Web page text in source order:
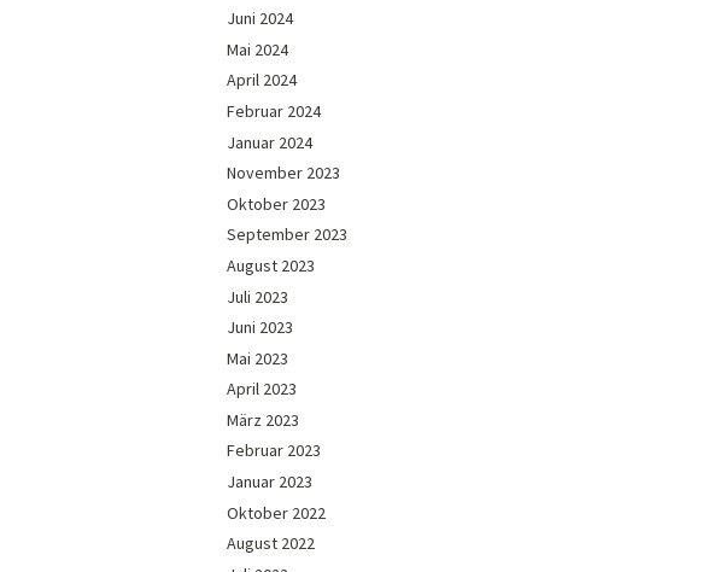
Juni 2024
Mai 2024
April 2024
Februar 2024
Januar 2024
November 2023
Oktober 2023
September 2023
August 2023
Juli 2023
Juni 2023
Mai 2023
April 2023
März 2023
Februar 2023
Januar 2023
Oktober 2022
August 2022